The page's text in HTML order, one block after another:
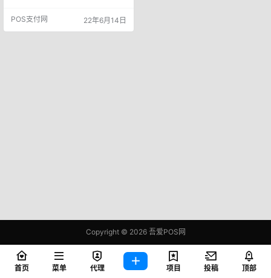
户涉嫌侵占GY资产的问题，自此次
事件之后甚至有支付牌照被取缔或
POS支付网 22年6月14日
Copyright © 2026吾爱POS网
鄂ICP备2021006283号-1
查询 81 次，耗时 0.3937 秒
首页 菜单 代理 项目 投稿 顶部